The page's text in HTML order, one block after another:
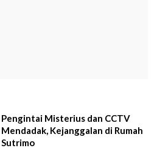
Pengintai Misterius dan CCTV
Mendadak, Kejanggalan di Rumah
Sutrimo